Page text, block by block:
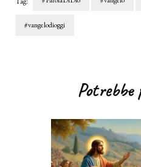
#vangelodioggi
articoliPotrebbe